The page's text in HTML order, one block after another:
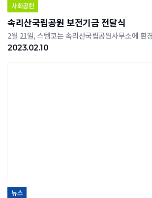
사회공헌
속리산국립공원 보전기금 전달식
2023.02.10
뉴스